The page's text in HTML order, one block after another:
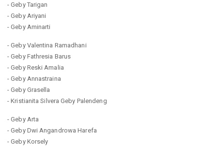
- Geby Tarigan
- Geby Ariyani
- Geby Aminarti
- Geby Valentina Ramadhani
- Geby Fathresia Barus
- Geby Reski Amalia
- Geby Annastraina
- Geby Grasella
- Kristianita Silvera Geby Palendeng
- Geby Arta
- Geby Dwi Angandrowa Harefa
- Geby Korsely